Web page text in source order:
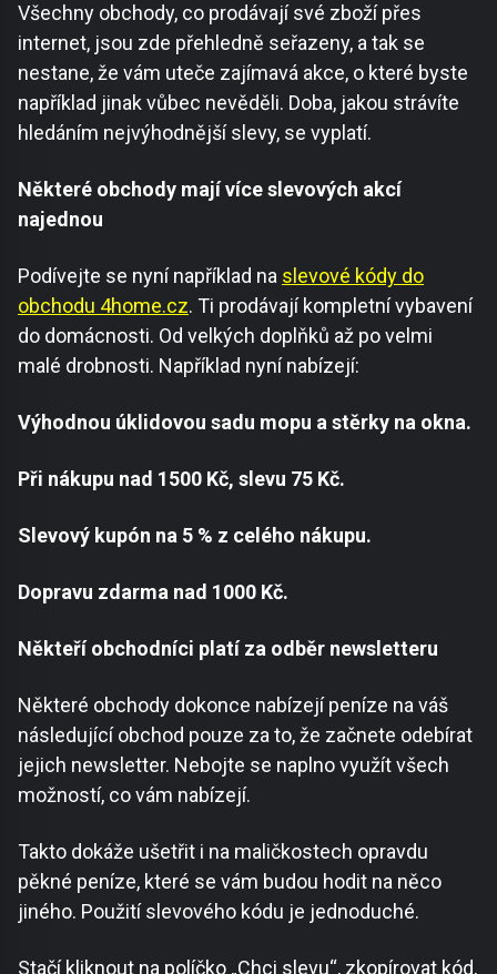
Všechny obchody, co prodávají své zboží přes
internet, jsou zde přehledně seřazeny, a tak se
nestane, že vám uteče zajímavá akce, o které byste
například jinak vůbec nevěděli. Doba, jakou strávíte
hledáním nejvýhodnější slevy, se vyplatí.
Některé obchody mají více slevových akcí
najednou
Podívejte se nyní například na slevové kódy do
obchodu 4home.cz. Ti prodávají kompletní vybavení
do domácnosti. Od velkých doplňků až po velmi
malé drobnosti. Například nyní nabízejí:
Výhodnou úklidovou sadu mopu a stěrky na okna.
Při nákupu nad 1500 Kč, slevu 75 Kč.
Slevový kupón na 5 % z celého nákupu.
Dopravu zdarma nad 1000 Kč.
Někteří obchodníci platí za odběr newsletteru
Některé obchody dokonce nabízejí peníze na váš
následující obchod pouze za to, že začnete odebírat
jejich newsletter. Nebojte se naplno využít všech
možností, co vám nabízejí.
Takto dokáže ušetřit i na maličkostech opravdu
pěkné peníze, které se vám budou hodit na něco
jiného. Použití slevového kódu je jednoduché.
Stačí kliknout na políčko „Chci slevu“, zkopírovat kód,